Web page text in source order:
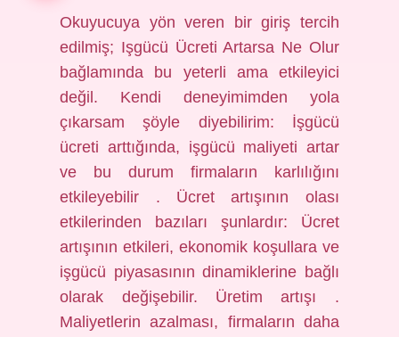
Okuyucuya yön veren bir giriş tercih
edilmiş; Işgücü Ücreti Artarsa Ne Olur
bağlamında bu yeterli ama etkileyici
değil. Kendi deneyimimden yola
çıkarsam şöyle diyebilirim: İşgücü
ücreti arttığında, işgücü maliyeti artar
ve bu durum firmaların karlılığını
etkileyebilir . Ücret artışının olası
etkilerinden bazıları şunlardır: Ücret
artışının etkileri, ekonomik koşullara ve
işgücü piyasasının dinamiklerine bağlı
olarak değişebilir. Üretim artışı .
Maliyetlerin azalması, firmaların daha